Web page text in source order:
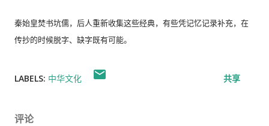
秦始皇焚书坑儒，后人重新收集这些经典， 有些凭记忆记录补充，在
传抄的时候脱字、缺字既有可能。
LABELS: 中华文化 共享
评论